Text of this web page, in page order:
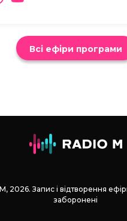
Всі ефіри програми
2026. Запис і відтворення
заборонені